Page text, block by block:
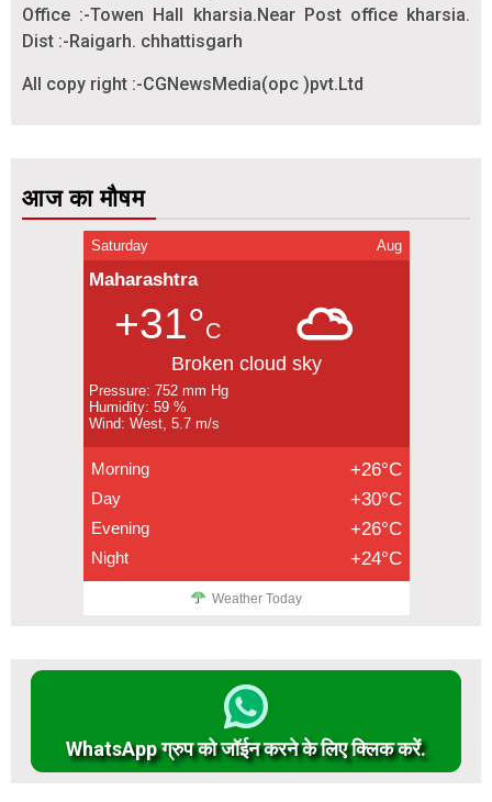
Office :-Towen Hall kharsia.Near Post office kharsia.
Dist :-Raigarh. chhattisgarh
All copy right :-CGNewsMedia(opc )pvt.Ltd
आज का मौषम
Saturday Aug
Maharashtra
+31°C
Broken cloud sky
Pressure: 752 mm Hg
Humidity: 59 %
Wind: West, 5.7 m/s
Morning +26°C
Day +30°C
Evening +26°C
Night +24°C
Weather Today
WhatsApp ग्रुप को जॉईन करने के लिए क्लिक करें.